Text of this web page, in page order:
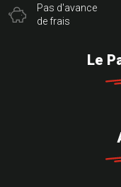
Pas d'avance
de frais
Le